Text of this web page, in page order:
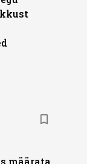
määrata